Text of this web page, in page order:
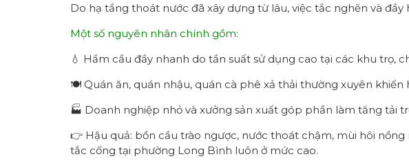
Do hạ tầng thoát nước đã xây dựng từ lâu, việc tắc nghẽn và đầy
Một số nguyên nhân chính gồm:
💧 Hầm cầu đầy nhanh do tần suất sử dụng cao tại các khu trọ,
🍽 Quán ăn, quán nhậu, quán cà phê xả thải thường xuyên
🏭 Doanh nghiệp nhỏ và xưởng sản xuất góp phần làm tăng tải
👉 Hậu quả: bồn cầu trào ngược, nước thoát chậm, mùi hôi
tắc cống tại phường Long Bình luôn ở mức cao.